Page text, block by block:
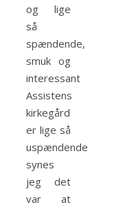
og lige
så
spændende,
smuk og
interessant
Assistens
kirkegård
er lige så
uspændende
synes
jeg det
var at